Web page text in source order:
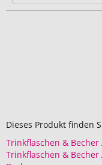
Dieses Produkt finden
Trinkflaschen & Becher
Trinkflaschen & Becher